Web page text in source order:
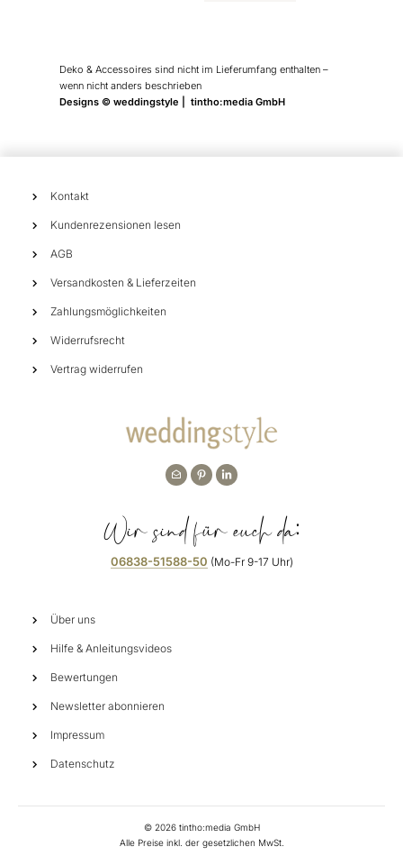
Deko & Accessoires sind nicht im Lieferumfang enthalten –
wenn nicht anders beschrieben
Designs © weddingstyle | tintho:media GmbH
Kontakt
Kundenrezensionen lesen
AGB
Versandkosten & Lieferzeiten
Zahlungsmöglichkeiten
Widerrufsrecht
Vertrag widerrufen
Wir sind für euch da:
06838-51588-50 (Mo-Fr 9-17 Uhr)
Über uns
Hilfe & Anleitungsvideos
Bewertungen
Newsletter abonnieren
Impressum
Datenschutz
© 2026tintho:media GmbH
Alle Preise inkl. der gesetzlichen MwSt.